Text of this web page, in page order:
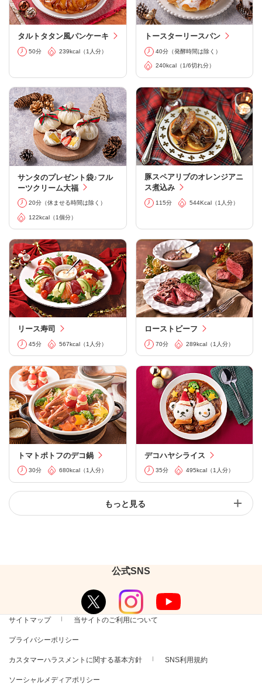
タルトタタン風パンケーキ
50分 239kcal（1人分）
トースターリースパン
40分（発酵時間は除く）
240kcal（1/6切れ分）
サンタのプレゼント袋♪フル
ーツクリーム大福
20分（休ませる時間は除く）
122kcal（1個分）
豚スペアリブのオレンジアニ
ス煮込み
115分 544Kcal（1人分）
リース寿司
45分 567kcal（1人分）
ローストビーフ
70分 289kcal（1人分）
トマトポトフのデコ鍋
30分 680kcal（1人分）
デコハヤシライス
35分 495kcal（1人分）
もっと見る
公式SNS
サイトマップ 当サイトのご利用について
プライバシーポリシー
カスタマーハラスメントに関する基本方針 SNS利用規約
ソーシャルメディアポリシー